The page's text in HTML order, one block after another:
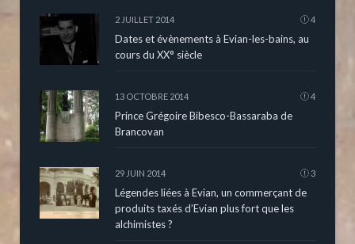
2 JUILLET 2014 4
Dates et évènements à Evian-les-bains, au
cours du XX° siècle
13 OCTOBRE 2014 4
Prince Grégoire Bibesco-Bassaraba de
Brancovan
29 JUIN 2014 3
Légendes liées à Evian, un commerçant de
produits taxés d’Evian plus fort que les
alchimistes ?